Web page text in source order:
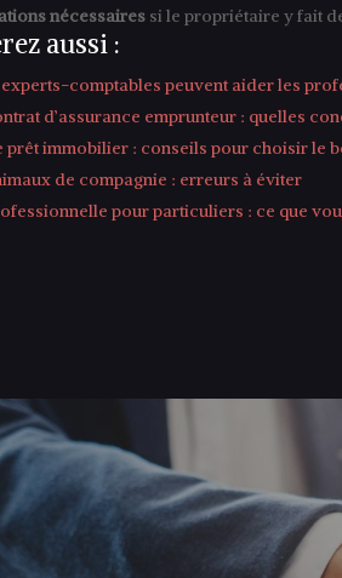
nécessaires si le propriétaire y fait
aussi :
experts-comptables peuvent aider les
d’assurance emprunteur : quelles
prêt immobilier : conseils pour choisir le
de compagnie : erreurs à éviter
pour particuliers : ce que